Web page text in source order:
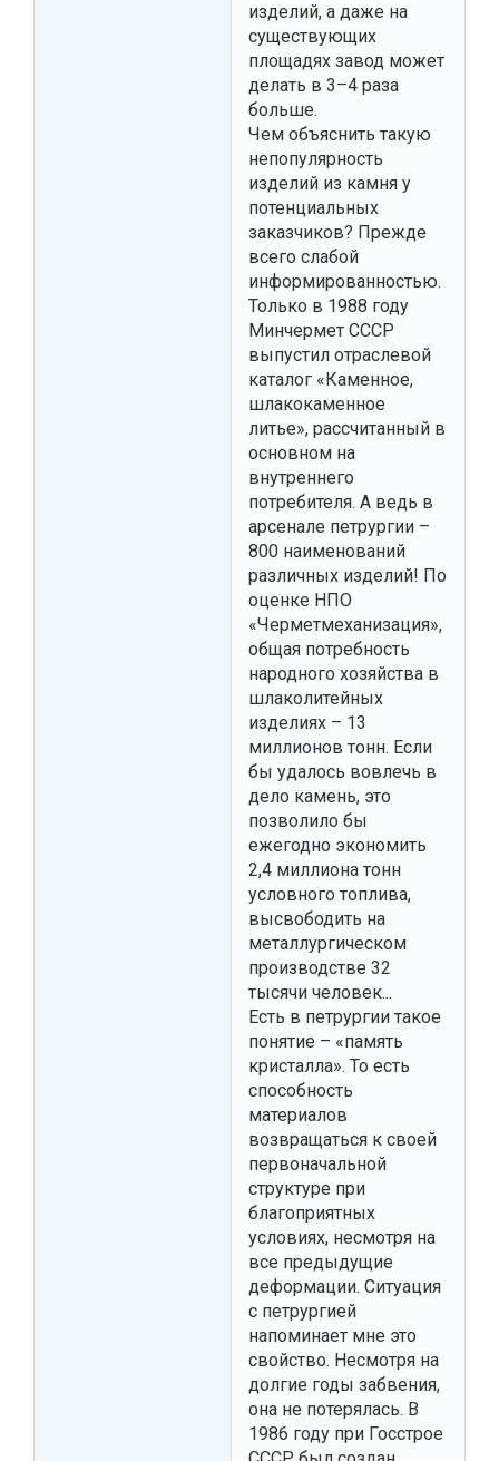
изделий, а даже на
существующих
площадях завод может
делать в 3–4 раза
больше.
Чем объяснить такую
непопулярность
изделий из камня у
потенциальных
заказчиков? Прежде
всего слабой
информированностью.
Только в 1988 году
Минчермет СССР
выпустил отраслевой
каталог «Каменное,
шлакокаменное
литье», рассчитанный в
основном на
внутреннего
потребителя. А ведь в
арсенале петрургии –
800 наименований
различных изделий! По
оценке НПО
«Черметмеханизация»,
общая потребность
народного хозяйства в
шлаколитейных
изделиях – 13
миллионов тонн. Если
бы удалось вовлечь в
дело камень, это
позволило бы
ежегодно экономить
2,4 миллиона тонн
условного топлива,
высвободить на
металлургическом
производстве 32
тысячи человек...
Есть в петрургии такое
понятие – «память
кристалла». То есть
способность
материалов
возвращаться к своей
первоначальной
структуре при
благоприятных
условиях, несмотря на
все предыдущие
деформации. Ситуация
с петрургией
напоминает мне это
свойство. Несмотря на
долгие годы забвения,
она не потерялась. В
1986 году при Госстрое